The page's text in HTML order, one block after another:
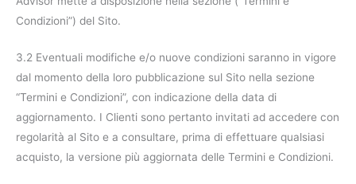
Condizioni”) del Sito.
3.2 Eventuali modifiche e/o nuove condizioni saranno in vigore
dal momento della loro pubblicazione sul Sito nella sezione
“Termini e Condizioni”, con indicazione della data di
aggiornamento. I Clienti sono pertanto invitati ad accedere con
regolarità al Sito e a consultare, prima di effettuare qualsiasi
acquisto, la versione più aggiornata delle Termini e Condizioni.